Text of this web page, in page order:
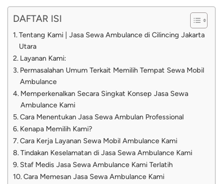
DAFTAR ISI
Tentang Kami | Jasa Sewa Ambulance di Cilincing Jakarta
Utara
Layanan Kami:
Permasalahan Umum Terkait Memilih Tempat Sewa Mobil
Ambulance
Memperkenalkan Secara Singkat Konsep Jasa Sewa
Ambulance Kami
Cara Menentukan Jasa Sewa Ambulan Professional
Kenapa Memilih Kami?
Cara Kerja Layanan Sewa Mobil Ambulance Kami
Tindakan Keselamatan di Jasa Sewa Ambulance Kami
Staf Medis Jasa Sewa Ambulance Kami Terlatih
Cara Memesan Jasa Sewa Ambulance Kami